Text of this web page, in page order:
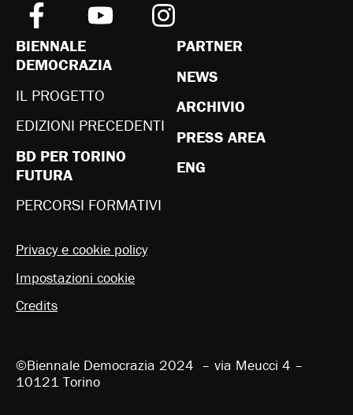
BIENNALE
DEMOCRAZIA
IL PROGETTO
EDIZIONI PRECEDENTI
BD PER TORINO
FUTURA
PERCORSI FORMATIVI
PARTNER
NEWS
ARCHIVIO
PRESS AREA
ENG
©Biennale Democrazia 2024 – via Meucci 4 –
10121 Torino
Privacy e cookie policy
Impostazioni cookie
Credits